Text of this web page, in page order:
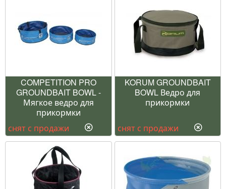
COMPETITION PRO
GROUNDBAIT BOWL -
Мягкое ведро для
прикормки
снят с продажи
KORUM GROUNDBAIT
BOWL Ведро для
прикормки
снят с продажи